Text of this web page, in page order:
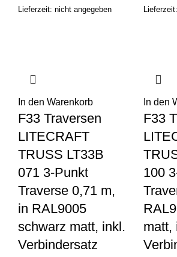
Lieferzeit: nicht angegeben
In den Warenkorb
F33 Traversen
LITECRAFT
TRUSS LT33B
071 3-Punkt
Traverse 0,71 m,
in RAL9005
schwarz matt, inkl.
Verbindersatz
In den
F33
100
matt,